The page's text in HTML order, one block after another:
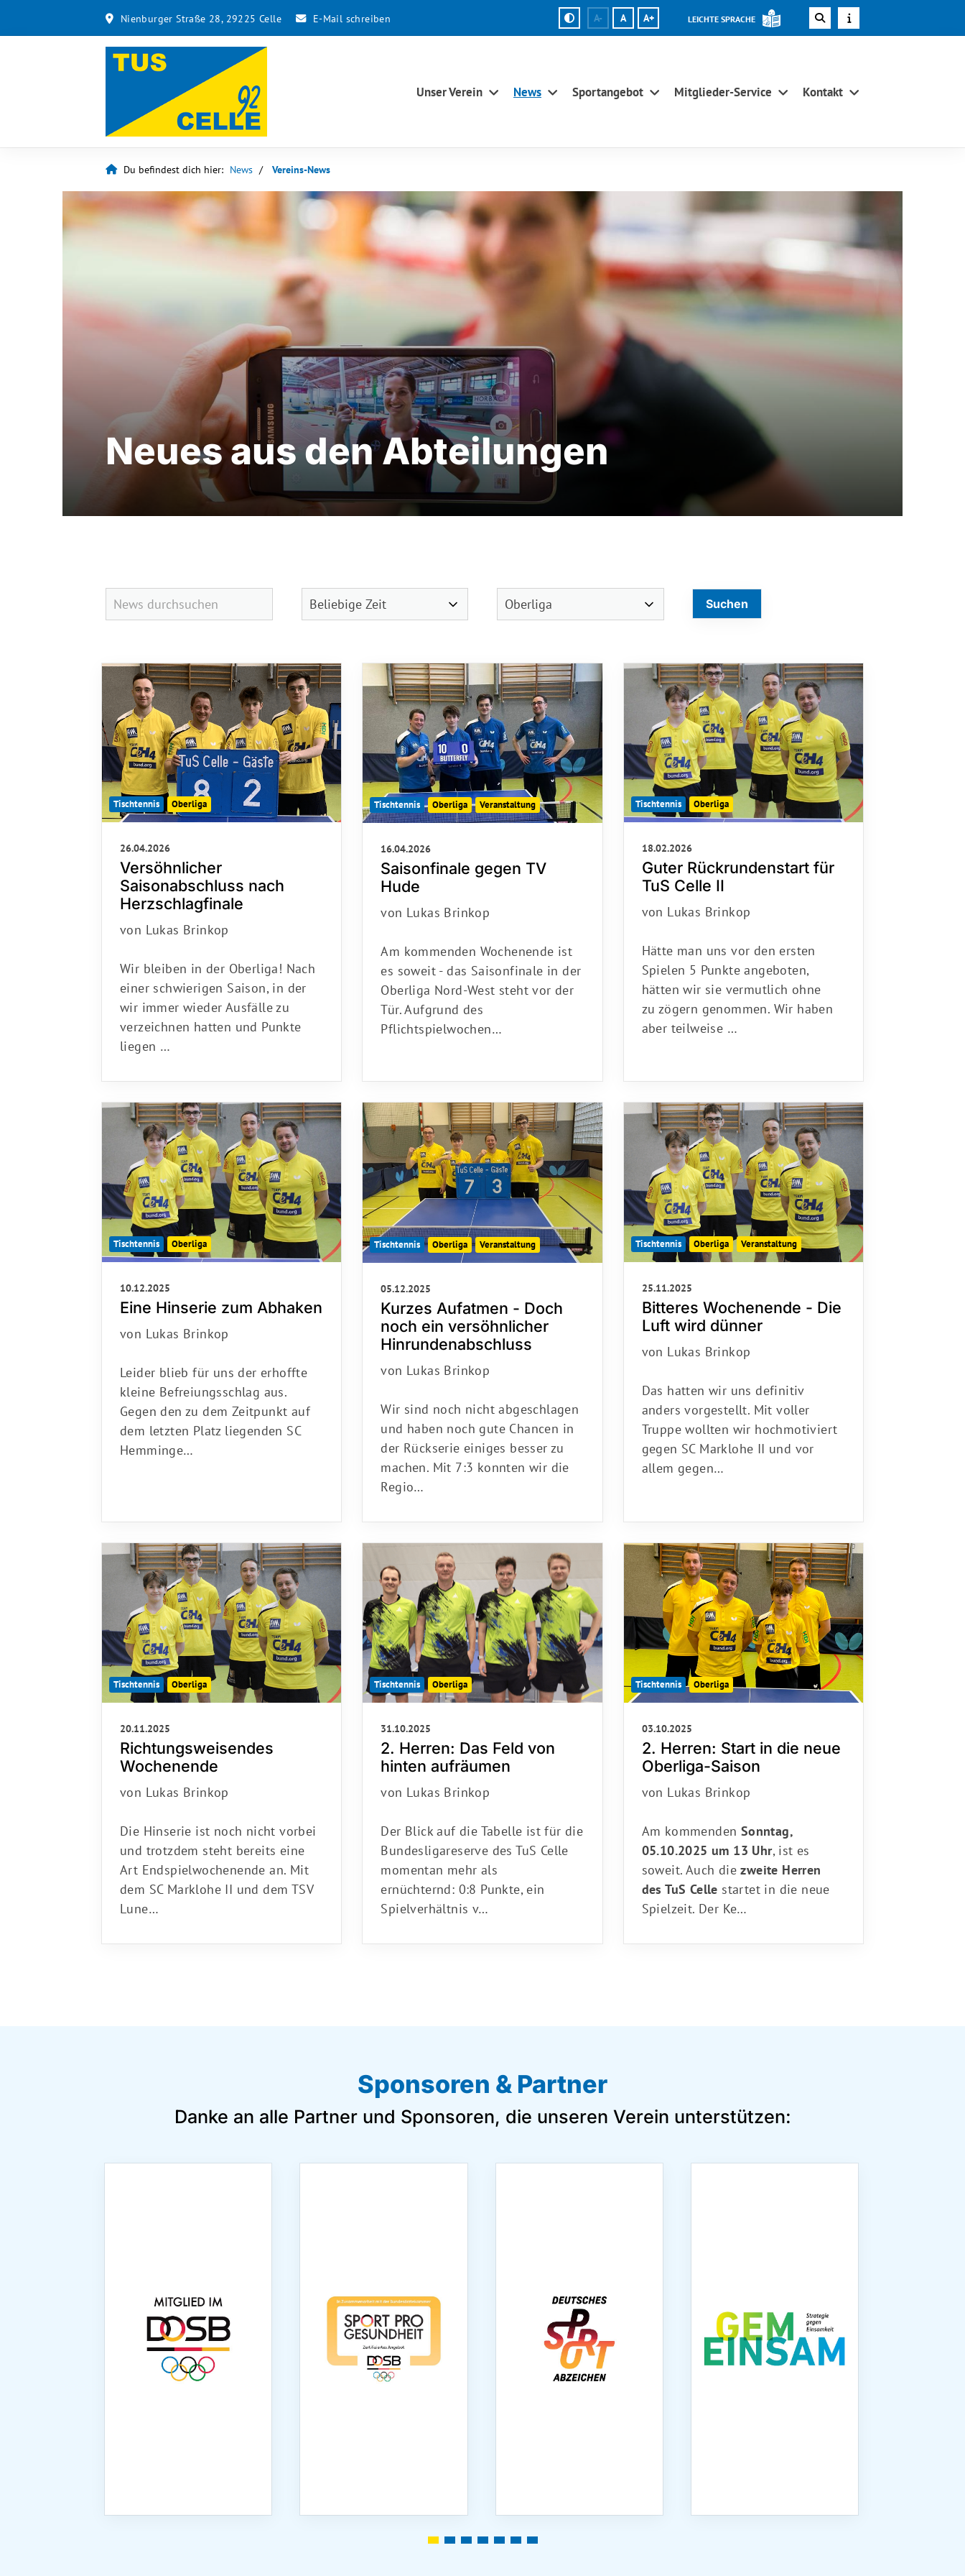
Nienburger Straße 28, 29225 Celle E-Mail schreiben A- A A+ LEICHTE SPRACHE
Unser Verein News Sportangebot Mitglieder-Service Kontakt
Du befindest dich hier: News Vereins-News
Neues aus den Abteilungen
Tischtennis Oberliga
26.04.2026
Versöhnlicher
Saisonabschluss nach
Herzschlagfinale
von Lukas Brinkop
Wir bleiben in der Oberliga! Nach
einer schwierigen Saison, in der
wir immer wieder Ausfälle zu
verzeichnen hatten und Punkte
liegen …
Tischtennis Oberliga Veranstaltung
16.04.2026
Saisonfinale gegen TV
Hude
von Lukas Brinkop
Am kommenden Wochenende ist
es soweit - das Saisonfinale in der
Oberliga Nord-West steht vor der
Tür. Aufgrund des
Pflichtspielwochen…
Tischtennis Oberliga
18.02.2026
Guter Rückrundenstart für
TuS Celle II
von Lukas Brinkop
Hätte man uns vor den ersten
Spielen 5 Punkte angeboten,
hätten wir sie vermutlich ohne
zu zögern genommen. Wir haben
aber teilweise …
Tischtennis Oberliga
10.12.2025
Eine Hinserie zum Abhaken
von Lukas Brinkop
Leider blieb für uns der erhoffte
kleine Befreiungsschlag aus.
Gegen den zu dem Zeitpunkt auf
dem letzten Platz liegenden SC
Hemminge…
Tischtennis Oberliga Veranstaltung
05.12.2025
Kurzes Aufatmen - Doch
noch ein versöhnlicher
Hinrundenabschluss
von Lukas Brinkop
Wir sind noch nicht abgeschlagen
und haben noch gute Chancen in
der Rückserie einiges besser zu
machen. Mit 7:3 konnten wir die
Regio…
Tischtennis Oberliga Veranstaltung
25.11.2025
Bitteres Wochenende - Die
Luft wird dünner
von Lukas Brinkop
Das hatten wir uns definitiv
anders vorgestellt. Mit voller
Truppe wollten wir hochmotiviert
gegen SC Marklohe II und vor
allem gegen…
Tischtennis Oberliga
20.11.2025
Richtungsweisendes
Wochenende
von Lukas Brinkop
Die Hinserie ist noch nicht vorbei
und trotzdem steht bereits eine
Art Endspielwochenende an. Mit
dem SC Marklohe II und dem TSV
Lune…
Tischtennis Oberliga
31.10.2025
2. Herren: Das Feld von
hinten aufräumen
von Lukas Brinkop
Der Blick auf die Tabelle ist für die
Bundesligareserve des TuS Celle
momentan mehr als
ernüchternd: 0:8 Punkte, ein
Spielverhältnis v…
Tischtennis Oberliga
03.10.2025
2. Herren: Start in die neue
Oberliga-Saison
von Lukas Brinkop
Am kommenden Sonntag,
05.10.2025 um 13 Uhr, ist es
soweit. Auch diezweite Herren
des TuS Celle startet in die neue
Spielzeit. Der Ke…
Sponsoren & Partner
Danke an alle Partner und Sponsoren, die unseren Verein unterstützen:
Quicklinks
Sportsuche
Ausfälle und Vertretungen
Deutsches Sportabzeichen
Downloads
Termine
Fragen & Antworten
Nienburger Straße 28
29225 Celle
0 51 41 / 4 26 76
hallo@tus92.de